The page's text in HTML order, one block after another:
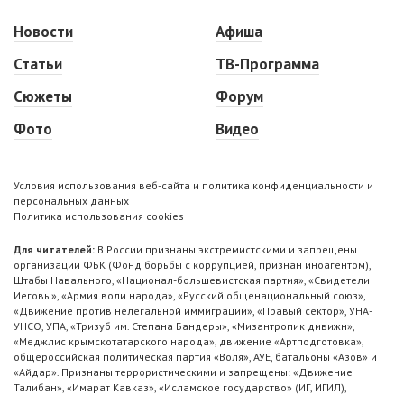
Новости
Статьи
Сюжеты
Фото
Афиша
ТВ-Программа
Форум
Видео
Условия использования веб-сайта и политика конфиденциальности и
персональных данных
Политика использования cookies
Для читателей: В России признаны экстремистскими и запрещены
организации ФБК (Фонд борьбы с коррупцией, признан иноагентом),
Штабы Навального, «Национал-большевистская партия», «Свидетели
Иеговы», «Армия воли народа», «Русский общенациональный союз»,
«Движение против нелегальной иммиграции», «Правый сектор», УНА-
УНСО, УПА, «Тризуб им. Степана Бандеры», «Мизантропик дивижн»,
«Меджлис крымскотатарского народа», движение «Артподготовка»,
общероссийская политическая партия «Воля», АУЕ, батальоны «Азов» и
«Айдар». Признаны террористическими и запрещены: «Движение
Талибан», «Имарат Кавказ», «Исламское государство» (ИГ, ИГИЛ),